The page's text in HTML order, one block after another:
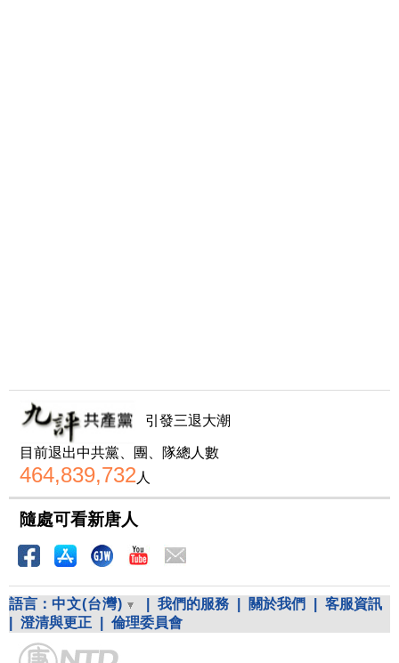
引發三退大潮
目前退出中共黨、團、隊總人數
464,839,732 人
隨處可看新唐人
語言： 中文(台灣) 我們的服務 關於我們
客服資訊
澄清與更正 倫理委員會